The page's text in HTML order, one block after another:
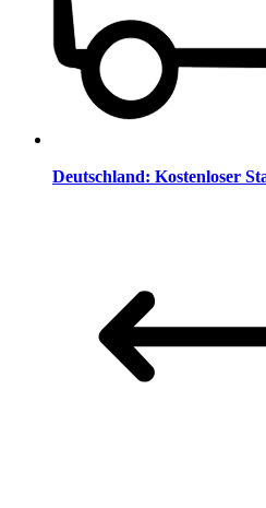
Deutschland: Kostenloser